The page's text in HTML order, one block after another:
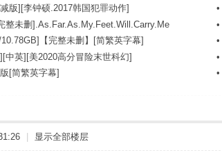
版][李钟硕.2017韩国犯罪动作] •
整未删].As.Far.As.My.Feet.Will.Carry.Me •
【完整未删】[简繁英字幕] •
中英][美2020高分冒险末世科幻] •
[简繁英字幕] •
显示全部楼层